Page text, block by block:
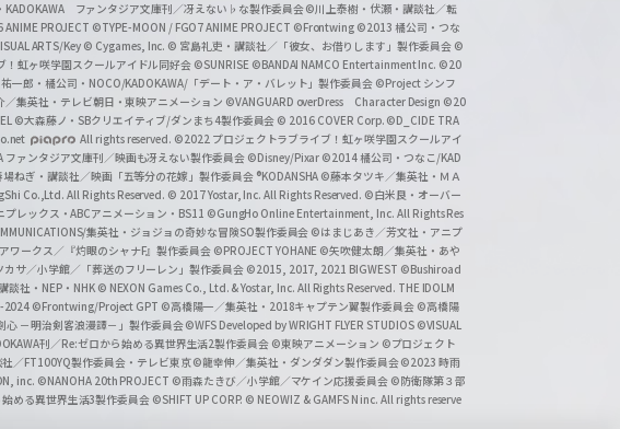
ファンタジア文庫刊／冴えない♭な製作委員会©川上泰樹・伏瀬・講談社／転
PROJECT ©TYPE-MOON / FGO7 ANIME PROJECT ©Frontwing ©2013 橘公司・つな
ARTS/Key © Cygames, Inc. © 宮島礼吏・講談社／「彼女、お借りします」製作委員会 ©
虹ヶ咲学園スクールアイドル同好会 ©SUNRISE ©BANDAI NAMCO Entertainment Inc. ©20
一郎・橘公司・NOCO/KADOKAWA/「デート・ア・バレット」製作委員会 ©Project シンフ
集英社・テレビ朝日・東映アニメーション ©VANGUARD overDress Character Design ©20
©大森藤ノ・SBクリエイティブ/ダンまち4製作委員会 © 2016 COVER Corp. ©D_CIDE TRA
All rights reserved. ©2022 プロジェクトラブライブ！虹ヶ咲学園スクールアイ
ァンタジア文庫刊／映画も冴えない製作委員会 ©Disney/Pixar ©2014 橘公司・つなこ/KAD
ねぎ・講談社／映画「五等分の花嫁」製作委員会 ®KODANSHA ©藤本タツキ／集英社・ＭＡ
Co.,Ltd. All Rights Reserved. © 2017 Yostar, Inc. All Rights Reserved. ©白米良・オーバー
レックス・ABCアニメーション・BS11 ©GungHo Online Entertainment, Inc. All Rights Res
集英社・ジョジョの奇妙な冒険SO製作委員会 ©はまじあき／芳文社・アニプ
ワークス／『灼眼のシャナF』製作委員会 ©PROJECT YOHANE ©矢吹健太朗／集英社・あや
サ／小学館／「葬送のフリーレン」製作委員会 ©2015, 2017, 2021 BIGWEST ©Bushiroad
談社・NEP・NHK © NEXON Games Co., Ltd. & Yostar, Inc. All Rights Reserved. THE IDOLM
2024 ©Frontwing/Project GPT ©高橋陽一／集英社・2018キャプテン翼製作委員会 ©高橋陽
－明治剣客浪漫譚－」製作委員会©WFS Developed by WRIGHT FLYER STUDIOS ©VISUAL
刊／Re:ゼロから始める異世界生活2製作委員会 ©東映アニメーション ©プロジェクト
／FT100YQ製作委員会・テレビ東京©龍幸伸／集英社・ダンダダン製作委員会©2023 時雨
inc. ©NANOHA 20th PROJECT ©雨森たきび／小学館／マケイン応援委員会 ©防衛隊第３部
める異世界生活3製作委員会 ©SHIFT UP CORP. © NEOWIZ & GAMFS N inc. All rights reserve